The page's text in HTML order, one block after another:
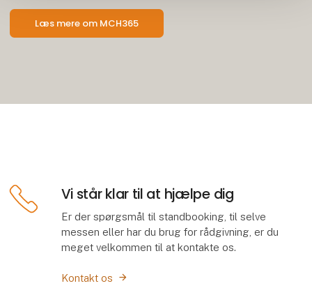
Læs mere om MCH365
Vi står klar til at hjælpe dig
Er der spørgsmål til standbooking, til selve
messen eller har du brug for rådgivning, er du
meget velkommen til at kontakte os.
Kontakt os